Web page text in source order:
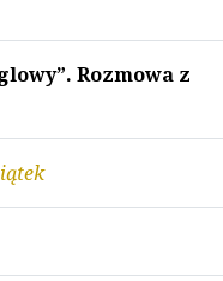
Rozmowa z